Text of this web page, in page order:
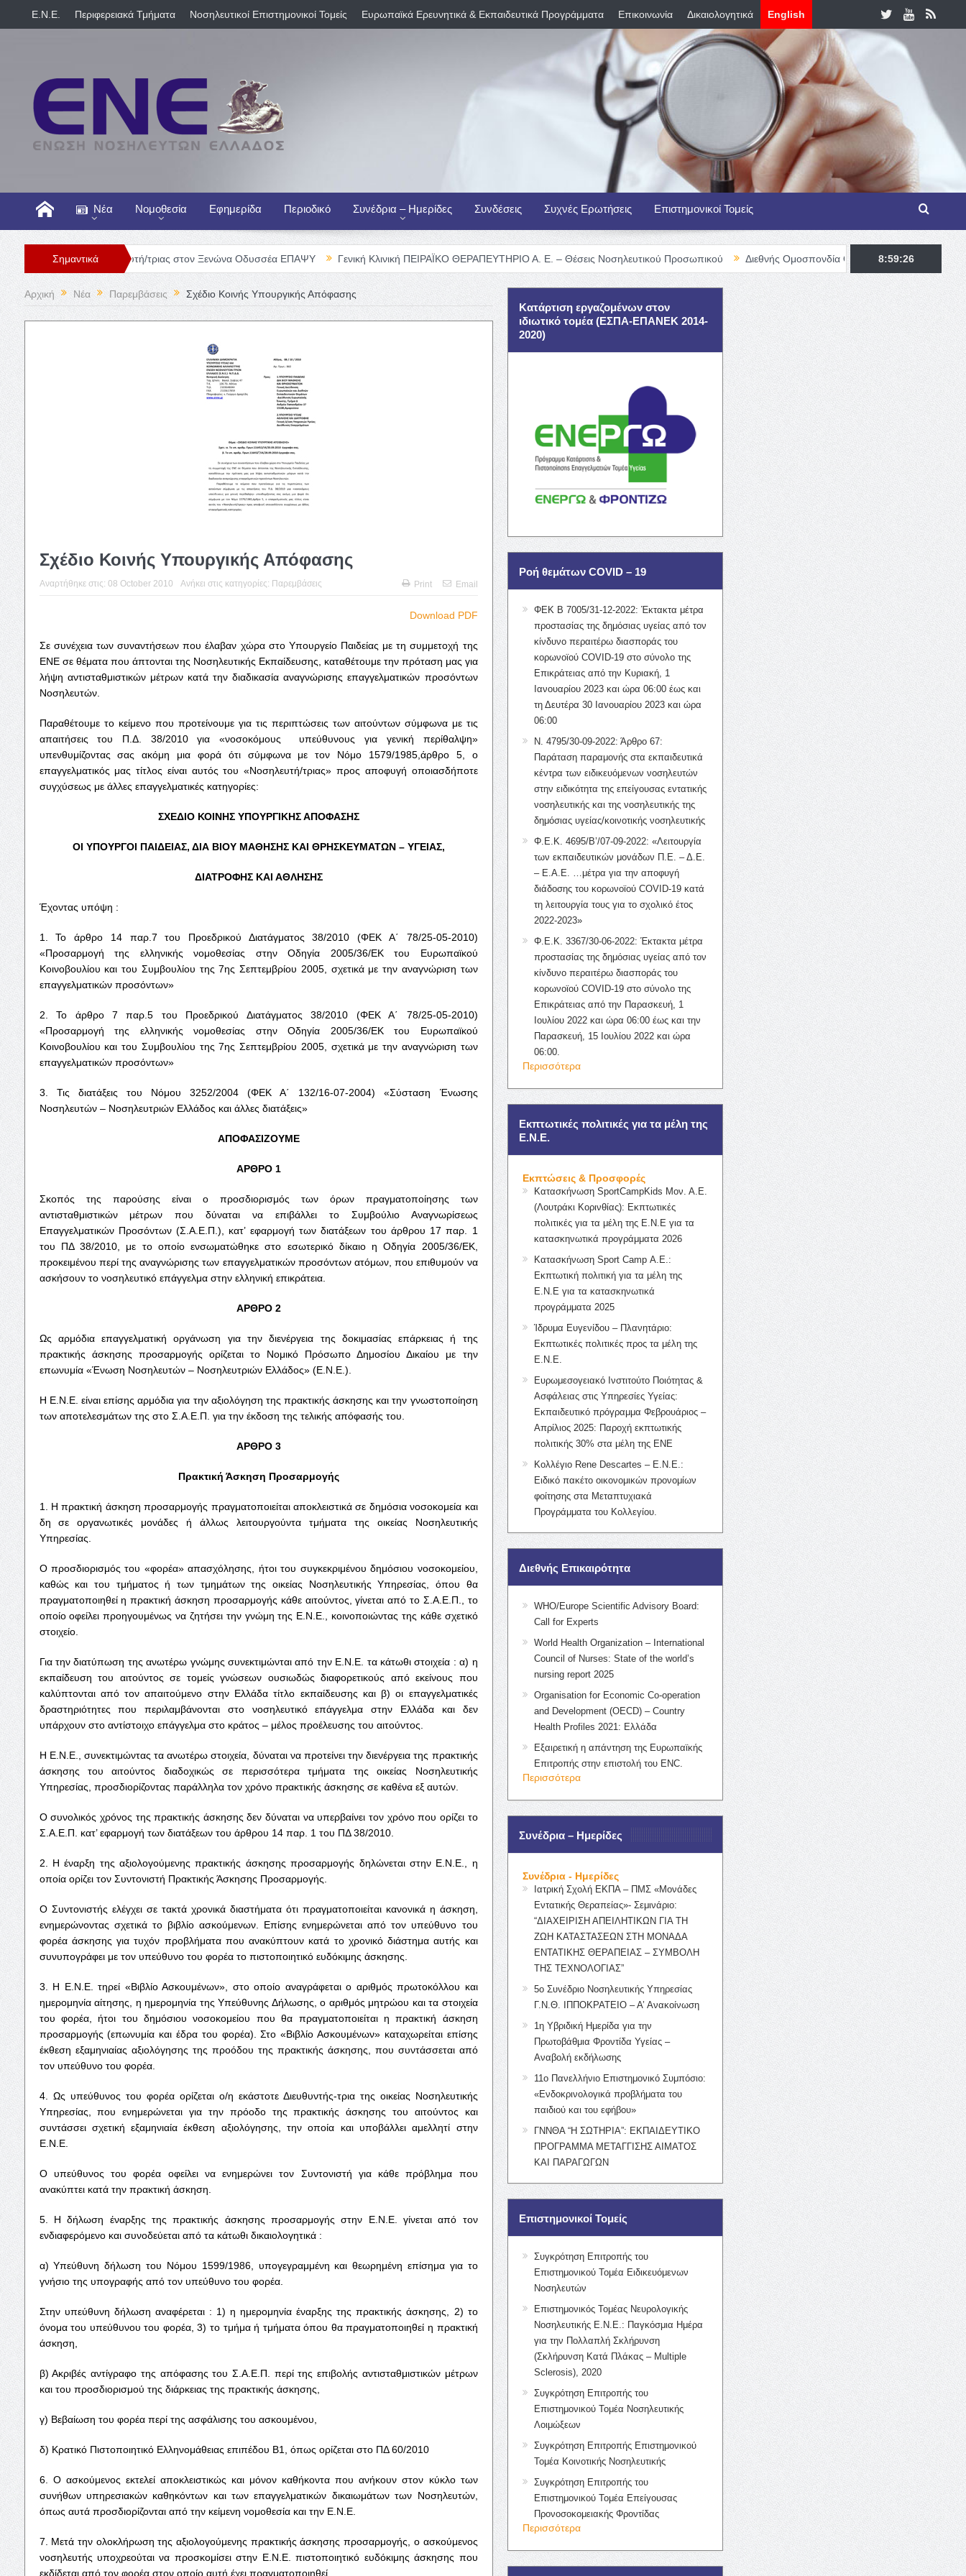
E.N.E. Περιφερειακά Τμήματα Νοσηλευτικοί Επιστημονικοί Τομείς Ευρωπαϊκά Ερευνητικά & Εκπαιδευτικά Προγράμματα Επικοινωνία Δικαιολογητικά English
Νέα Νομοθεσία Εφημερίδα Περιοδικό Συνέδρια – Ημερίδες Συνδέσεις Συχνές Ερωτήσεις Επιστημονικοί Τομείς
Σημαντικά
Θέση Νοσηλευτή/τριας στον Ξενώνα Οδυσσέα ΕΠΑΨΥ Γενική Κλινική ΠΕΙΡΑΪΚΟ ΘΕΡΑΠΕΥΤΗΡΙΟ Α. Ε. – Θέσεις Νοσηλευτικού Προσωπικού Διεθνής Ομοσπονδία Θαλασσαιμίας – TIF Fellowship
8:59:27
Αρχική Νέα Παρεμβάσεις Σχέδιο Κοινής Υπουργικής Απόφασης
Σχέδιο Κοινής Υπουργικής Απόφασης
Αναρτήθηκε στις: 08 October 2010 Ανήκει στις κατηγορίες: Παρεμβάσεις Print Email
Download PDF
Σε συνέχεια των συναντήσεων που έλαβαν χώρα στο Υπουργείο Παιδείας με τη συμμετοχή της
ΕΝΕ σε θέματα που άπτονται της Νοσηλευτικής Εκπαίδευσης, καταθέτουμε την πρόταση μας για
λήψη αντισταθμιστικών μέτρων κατά την διαδικασία αναγνώρισης επαγγελματικών προσόντων
Νοσηλευτών.
Παραθέτουμε το κείμενο που προτείνουμε για τις περιπτώσεις των αιτούντων σύμφωνα με τις
απαιτήσεις του Π.Δ. 38/2010 για «νοσοκόμους υπεύθυνους για γενική περίθαλψη»
υπενθυμίζοντας σας ακόμη μια φορά ότι σύμφωνα με τον Νόμο 1579/1985,άρθρο 5, ο
επαγγελματικός μας τίτλος είναι αυτός του «Νοσηλευτή/τριας» προς αποφυγή οποιασδήποτε
συγχύσεως με άλλες επαγγελματικές κατηγορίες:
ΣΧΕΔΙΟ ΚΟΙΝΗΣ ΥΠΟΥΡΓΙΚΗΣ ΑΠΟΦΑΣΗΣ
ΟΙ ΥΠΟΥΡΓΟΙ ΠΑΙΔΕΙΑΣ, ΔΙΑ ΒΙΟΥ ΜΑΘΗΣΗΣ ΚΑΙ ΘΡΗΣΚΕΥΜΑΤΩΝ – ΥΓΕΙΑΣ,
ΔΙΑΤΡΟΦΗΣ ΚΑΙ ΑΘΛΗΣΗΣ
Έχοντας υπόψη :
1. Το άρθρο 14 παρ.7 του Προεδρικού Διατάγματος 38/2010 (ΦΕΚ Α΄ 78/25-05-2010)
«Προσαρμογή της ελληνικής νομοθεσίας στην Οδηγία 2005/36/ΕΚ του Ευρωπαϊκού
Κοινοβουλίου και του Συμβουλίου της 7ης Σεπτεμβρίου 2005, σχετικά με την αναγνώριση των
επαγγελματικών προσόντων»
2. Το άρθρο 7 παρ.5 του Προεδρικού Διατάγματος 38/2010 (ΦΕΚ Α΄ 78/25-05-2010)
«Προσαρμογή της ελληνικής νομοθεσίας στην Οδηγία 2005/36/ΕΚ του Ευρωπαϊκού
Κοινοβουλίου και του Συμβουλίου της 7ης Σεπτεμβρίου 2005, σχετικά με την αναγνώριση των
επαγγελματικών προσόντων»
3. Τις διατάξεις του Νόμου 3252/2004 (ΦΕΚ Α΄ 132/16-07-2004) «Σύσταση Ένωσης
Νοσηλευτών – Νοσηλευτριών Ελλάδος και άλλες διατάξεις»
ΑΠΟΦΑΣΙΖΟΥΜΕ
ΑΡΘΡΟ 1
Σκοπός της παρούσης είναι ο προσδιορισμός των όρων πραγματοποίησης των
αντισταθμιστικών μέτρων που δύναται να επιβάλλει το Συμβούλιο Αναγνωρίσεως
Επαγγελματικών Προσόντων (Σ.Α.Ε.Π.), κατ’ εφαρμογή των διατάξεων του άρθρου 17 παρ. 1
του ΠΔ 38/2010, με το οποίο ενσωματώθηκε στο εσωτερικό δίκαιο η Οδηγία 2005/36/ΕΚ,
προκειμένου περί της αναγνώρισης των επαγγελματικών προσόντων ατόμων, που επιθυμούν να
ασκήσουν το νοσηλευτικό επάγγελμα στην ελληνική επικράτεια.
ΑΡΘΡΟ 2
Ως αρμόδια επαγγελματική οργάνωση για την διενέργεια της δοκιμασίας επάρκειας ή της
πρακτικής άσκησης προσαρμογής ορίζεται το Νομικό Πρόσωπο Δημοσίου Δικαίου με την
επωνυμία «Ένωση Νοσηλευτών – Νοσηλευτριών Ελλάδος» (Ε.Ν.Ε.).
Η Ε.Ν.Ε. είναι επίσης αρμόδια για την αξιολόγηση της πρακτικής άσκησης και την γνωστοποίηση
των αποτελεσμάτων της στο Σ.Α.Ε.Π. για την έκδοση της τελικής απόφασής του.
ΑΡΘΡΟ 3
Πρακτική Άσκηση Προσαρμογής
1. Η πρακτική άσκηση προσαρμογής πραγματοποιείται αποκλειστικά σε δημόσια νοσοκομεία και
δη σε οργανωτικές μονάδες ή άλλως λειτουργούντα τμήματα της οικείας Νοσηλευτικής
Υπηρεσίας.
Ο προσδιορισμός του «φορέα» απασχόλησης, ήτοι του συγκεκριμένου δημόσιου νοσοκομείου,
καθώς και του τμήματος ή των τμημάτων της οικείας Νοσηλευτικής Υπηρεσίας, όπου θα
πραγματοποιηθεί η πρακτική άσκηση προσαρμογής κάθε αιτούντος, γίνεται από το Σ.Α.Ε.Π., το
οποίο οφείλει προηγουμένως να ζητήσει την γνώμη της Ε.Ν.Ε., κοινοποιώντας της κάθε σχετικό
στοιχείο.
Για την διατύπωση της ανωτέρω γνώμης συνεκτιμώνται από την Ε.Ν.Ε. τα κάτωθι στοιχεία : α) η
εκπαίδευση του αιτούντος σε τομείς γνώσεων ουσιωδώς διαφορετικούς από εκείνους που
καλύπτονται από τον απαιτούμενο στην Ελλάδα τίτλο εκπαίδευσης και β) οι επαγγελματικές
δραστηριότητες που περιλαμβάνονται στο νοσηλευτικό επάγγελμα στην Ελλάδα και δεν
υπάρχουν στο αντίστοιχο επάγγελμα στο κράτος – μέλος προέλευσης του αιτούντος.
Η Ε.Ν.Ε., συνεκτιμώντας τα ανωτέρω στοιχεία, δύναται να προτείνει την διενέργεια της πρακτικής
άσκησης του αιτούντος διαδοχικώς σε περισσότερα τμήματα της οικείας Νοσηλευτικής
Υπηρεσίας, προσδιορίζοντας παράλληλα τον χρόνο πρακτικής άσκησης σε καθένα εξ αυτών.
Ο συνολικός χρόνος της πρακτικής άσκησης δεν δύναται να υπερβαίνει τον χρόνο που ορίζει το
Σ.Α.Ε.Π. κατ’ εφαρμογή των διατάξεων του άρθρου 14 παρ. 1 του ΠΔ 38/2010.
2. Η έναρξη της αξιολογούμενης πρακτικής άσκησης προσαρμογής δηλώνεται στην Ε.Ν.Ε., η
οποία ορίζει τον Συντονιστή Πρακτικής Άσκησης Προσαρμογής.
Ο Συντονιστής ελέγχει σε τακτά χρονικά διαστήματα ότι πραγματοποιείται κανονικά η άσκηση,
ενημερώνοντας σχετικά το βιβλίο ασκούμενων. Επίσης ενημερώνεται από τον υπεύθυνο του
φορέα άσκησης για τυχόν προβλήματα που ανακύπτουν κατά το χρονικό διάστημα αυτής και
συνυπογράφει με τον υπεύθυνο του φορέα το πιστοποιητικό ευδόκιμης άσκησης.
3. Η Ε.Ν.Ε. τηρεί «Βιβλίο Ασκουμένων», στο οποίο αναγράφεται ο αριθμός πρωτοκόλλου και
ημερομηνία αίτησης, η ημερομηνία της Υπεύθυνης Δήλωσης, ο αριθμός μητρώου και τα στοιχεία
του φορέα, ήτοι του δημόσιου νοσοκομείου που θα πραγματοποιείται η πρακτική άσκηση
προσαρμογής (επωνυμία και έδρα του φορέα). Στο «Βιβλίο Ασκουμένων» καταχωρείται επίσης
έκθεση εξαμηνιαίας αξιολόγησης της προόδου της πρακτικής άσκησης, που συντάσσεται από
τον υπεύθυνο του φορέα.
4. Ως υπεύθυνος του φορέα ορίζεται ο/η εκάστοτε Διευθυντής-τρια της οικείας Νοσηλευτικής
Υπηρεσίας, που ενημερώνεται για την πρόοδο της πρακτικής άσκησης του αιτούντος και
συντάσσει σχετική εξαμηνιαία έκθεση αξιολόγησης, την οποία και υποβάλλει αμελλητί στην
Ε.Ν.Ε.
Ο υπεύθυνος του φορέα οφείλει να ενημερώνει τον Συντονιστή για κάθε πρόβλημα που
ανακύπτει κατά την πρακτική άσκηση.
5. Η δήλωση έναρξης της πρακτικής άσκησης προσαρμογής στην Ε.Ν.Ε. γίνεται από τον
ενδιαφερόμενο και συνοδεύεται από τα κάτωθι δικαιολογητικά :
α) Υπεύθυνη δήλωση του Νόμου 1599/1986, υπογεγραμμένη και θεωρημένη επίσημα για το
γνήσιο της υπογραφής από τον υπεύθυνο του φορέα.
Στην υπεύθυνη δήλωση αναφέρεται : 1) η ημερομηνία έναρξης της πρακτικής άσκησης, 2) το
όνομα του υπεύθυνου του φορέα, 3) το τμήμα ή τμήματα όπου θα πραγματοποιηθεί η πρακτική
άσκηση,
β) Ακριβές αντίγραφο της απόφασης του Σ.Α.Ε.Π. περί της επιβολής αντισταθμιστικών μέτρων
και του προσδιορισμού της διάρκειας της πρακτικής άσκησης,
γ) Βεβαίωση του φορέα περί της ασφάλισης του ασκουμένου,
δ) Κρατικό Πιστοποιητικό Ελληνομάθειας επιπέδου Β1, όπως ορίζεται στο ΠΔ 60/2010
6. Ο ασκούμενος εκτελεί αποκλειστικώς και μόνον καθήκοντα που ανήκουν στον κύκλο των
συνήθων υπηρεσιακών καθηκόντων και των επαγγελματικών δικαιωμάτων των Νοσηλευτών,
όπως αυτά προσδιορίζονται από την κείμενη νομοθεσία και την Ε.Ν.Ε.
7. Μετά την ολοκλήρωση της αξιολογούμενης πρακτικής άσκησης προσαρμογής, ο ασκούμενος
νοσηλευτής υποχρεούται να προσκομίσει στην Ε.Ν.Ε. πιστοποιητικό ευδόκιμης άσκησης που
εκδίδεται από τον φορέα στον οποίο αυτή έχει πραγματοποιηθεί.
Κατάρτιση εργαζομένων στον
ιδιωτικό τομέα (ΕΣΠΑ-ΕΠΑΝΕΚ 2014-
2020)
Ροή θεμάτων COVID – 19
ΦΕΚ Β 7005/31-12-2022: Έκτακτα μέτρα
προστασίας της δημόσιας υγείας από τον
κίνδυνο περαιτέρω διασποράς του
κορωνοϊού COVID-19 στο σύνολο της
Επικράτειας από την Κυριακή, 1
Ιανουαρίου 2023 και ώρα 06:00 έως και
τη Δευτέρα 30 Ιανουαρίου 2023 και ώρα
06:00
Ν. 4795/30-09-2022: Άρθρο 67:
Παράταση παραμονής στα εκπαιδευτικά
κέντρα των ειδικευόμενων νοσηλευτών
στην ειδικότητα της επείγουσας εντατικής
νοσηλευτικής και της νοσηλευτικής της
δημόσιας υγείας/κοινοτικής νοσηλευτικής
Φ.Ε.Κ. 4695/Β’/07-09-2022: «Λειτουργία
των εκπαιδευτικών μονάδων Π.Ε. – Δ.Ε.
– Ε.Α.Ε. …μέτρα για την αποφυγή
διάδοσης του κορωνοϊού COVID-19 κατά
τη λειτουργία τους για το σχολικό έτος
2022-2023»
Φ.Ε.Κ. 3367/30-06-2022: Έκτακτα μέτρα
προστασίας της δημόσιας υγείας από τον
κίνδυνο περαιτέρω διασποράς του
κορωνοϊού COVID-19 στο σύνολο της
Επικράτειας από την Παρασκευή, 1
Ιουλίου 2022 και ώρα 06:00 έως και την
Παρασκευή, 15 Ιουλίου 2022 και ώρα
06:00.
Περισσότερα
Εκπτωτικές πολιτικές για τα μέλη της
Ε.Ν.Ε.
Εκπτώσεις & Προσφορές
Κατασκήνωση SportCampKids Μον. Α.Ε.
(Λουτράκι Κορινθίας): Εκπτωτικές
πολιτικές για τα μέλη της Ε.Ν.Ε για τα
κατασκηνωτικά προγράμματα 2026
Κατασκήνωση Sport Camp Α.Ε.:
Εκπτωτική πολιτική για τα μέλη της
Ε.Ν.Ε για τα κατασκηνωτικά
προγράμματα 2025
Ίδρυμα Ευγενίδου – Πλανητάριο:
Εκπτωτικές πολιτικές προς τα μέλη της
Ε.Ν.Ε.
Ευρωμεσογειακό Ινστιτούτο Ποιότητας &
Ασφάλειας στις Υπηρεσίες Υγείας:
Εκπαιδευτικό πρόγραμμα Φεβρουάριος –
Απρίλιος 2025: Παροχή εκπτωτικής
πολιτικής 30% στα μέλη της ΕΝΕ
Κολλέγιο Rene Descartes – Ε.Ν.Ε.:
Ειδικό πακέτο οικονομικών προνομίων
φοίτησης στα Μεταπτυχιακά
Προγράμματα του Κολλεγίου.
Διεθνής Επικαιρότητα
WHO/Europe Scientific Advisory Board:
Call for Experts
World Health Organization – International
Council of Nurses: State of the world’s
nursing report 2025
Organisation for Economic Co-operation
and Development (OECD) – Country
Health Profiles 2021: Ελλάδα
Εξαιρετική η απάντηση της Ευρωπαϊκής
Επιτροπής στην επιστολή του ENC.
Περισσότερα
Συνέδρια – Ημερίδες
Συνέδρια - Ημερίδες
Ιατρική Σχολή ΕΚΠΑ – ΠΜΣ «Μονάδες
Εντατικής Θεραπείας»- Σεμινάριο:
“ΔΙΑΧΕΙΡΙΣΗ ΑΠΕΙΛΗΤΙΚΩΝ ΓΙΑ ΤΗ
ΖΩΗ ΚΑΤΑΣΤΑΣΕΩΝ ΣΤΗ ΜΟΝΑΔΑ
ΕΝΤΑΤΙΚΗΣ ΘΕΡΑΠΕΙΑΣ – ΣΥΜΒΟΛΗ
ΤΗΣ ΤΕΧΝΟΛΟΓΙΑΣ”
5ο Συνέδριο Νοσηλευτικής Υπηρεσίας
Γ.Ν.Θ. ΙΠΠΟΚΡΑΤΕΙΟ – Α’ Ανακοίνωση
1η Υβριδική Ημερίδα για την
Πρωτοβάθμια Φροντίδα Υγείας –
Αναβολή εκδήλωσης
11ο Πανελλήνιο Επιστημονικό Συμπόσιο:
«Ενδοκρινολογικά προβλήματα του
παιδιού και του εφήβου»
ΓΝΝΘΑ “Η ΣΩΤΗΡΙΑ”: ΕΚΠΑΙΔΕΥΤΙΚΟ
ΠΡΟΓΡΑΜΜΑ ΜΕΤΑΓΓΙΣΗΣ ΑΙΜΑΤΟΣ
ΚΑΙ ΠΑΡΑΓΩΓΩΝ
Επιστημονικοί Τομείς
Συγκρότηση Επιτροπής του
Επιστημονικού Τομέα Ειδικευόμενων
Νοσηλευτών
Επιστημονικός Τομέας Νευρολογικής
Νοσηλευτικής Ε.Ν.Ε.: Παγκόσμια Ημέρα
για την Πολλαπλή Σκλήρυνση
(Σκλήρυνση Κατά Πλάκας – Multiple
Sclerosis), 2020
Συγκρότηση Επιτροπής του
Επιστημονικού Τομέα Νοσηλευτικής
Λοιμώξεων
Συγκρότηση Επιτροπής Επιστημονικού
Τομέα Κοινοτικής Νοσηλευτικής
Συγκρότηση Επιτροπής του
Επιστημονικού Τομέα Επείγουσας
Προνοσοκομειακής Φροντίδας
Περισσότερα